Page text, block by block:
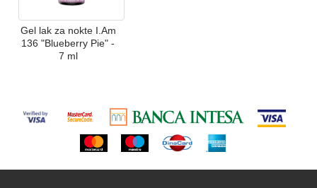
Gel lak za nokte I.Am
136 "Blueberry Pie" -
7 ml